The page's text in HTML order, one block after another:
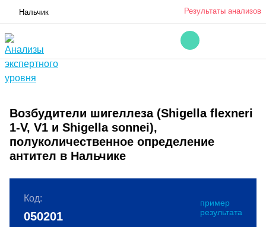
Нальчик Результаты анализов
Возбудители шигеллеза (Shigella flexneri
1-V, V1 и Shigella sonnei),
полуколичественное определение
антител в Нальчике
Код:
пример
результата
050201